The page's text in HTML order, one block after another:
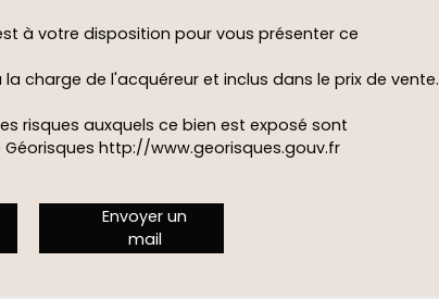
à votre disposition pour vous présenter ce
charge de l'acquéreur et inclus dans le prix de vente.
risques auxquels ce bien est exposé sont
http://www.georisques.gouv.fr
Envoyer un
mail